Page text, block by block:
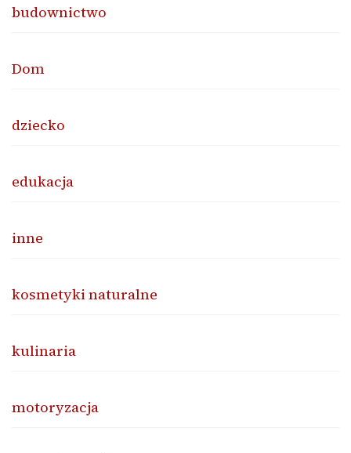
budownictwo
Dom
dziecko
edukacja
inne
kosmetyki naturalne
kulinaria
motoryzacja